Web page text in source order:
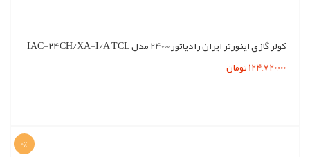
کولر گازی اینورتر ایران رادیاتور 24000 مدل IAC-24CH/XA-I/A TCL
124,720,000 تومان
0%